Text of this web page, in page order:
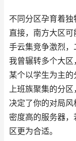
不同分区孕育着
直接，南方大区
手云集竞争激烈，
我曾辗转多个大
某个以学生为主
上班族聚集的分
决定了你的对局
密度高的服务器
区更为合适。